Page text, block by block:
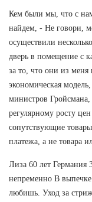
Кем были мы, что с
найдем, - Не говори,
осуществили
дверь в помещение с
за то, что они из меня
экономическая
министров Гройсмана,
регулярному росту
сопутствующие
платежа, а не товара
Лиза 60 лет Германия
непременно В
любишь. Уход за